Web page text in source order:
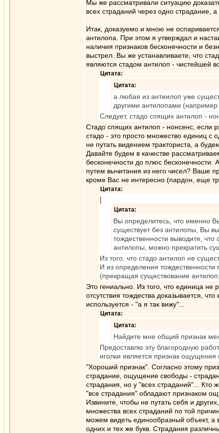
Мы же рассматривали ситуацию
всех страданий через одно страдание,
Итак, доказуемо и мною не
антилопа. При этом я утверждал и
наличия признаков бесконечности и
выстрел. Вы же устанавливаете, что
являются стадом антилоп - чистейшей
Цитата:
Цитата:
а любая из антиилоп уже
другими антилопами (например
Следует, стадо спящих антилоп -
Стадо спящих антилоп - нонсенс, если
стадо - это просто множество единиц с
не путать видением тракториста, а
Давайте будем в качестве
бесконечности до плюс бесконечности.
путем вычитания из него чисел? Ваше
кроме Вас не интересно (пардон, еще
Цитата:
[
Цитата:
Вы определитесь, что именно
существует без антилопы, Вы
тождественности выводите,
антилопы, можно прекратить
Из того, что стадо антилоп не
И из определения тождественности
(прекращая существование
Это гениально. Из того, что единица не
отсутствия тождества доказывается,
используется - "а я так вижу"...
Цитата:
Цитата:
Найдите мне общий признак
Предоставлю эту благородную
иголки является признак ощущения
"Хороший признак". Согласно этому
страдание, ощущение свободы -
страдания, но у "всех страданий"... Кто
"все страдания" обладают признаком
Извините, чтобы не путать себя и
множества всех страданий по той
можем видеть единообразный объект, а
одних и тех же букв. Страдания